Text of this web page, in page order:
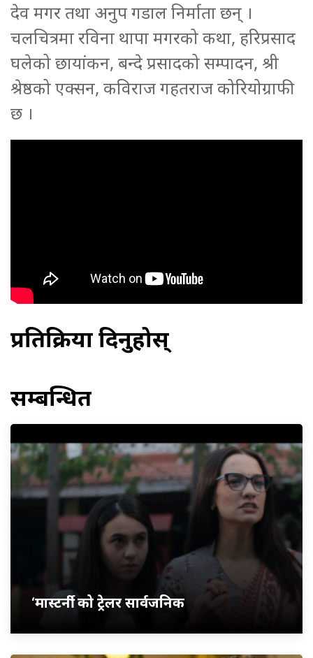
देव मगर तथा अनुप गडाल निर्माता छन् ।
चलचित्रमा रविना थापा मगरको कथा, हरिप्रसाद
घलेको छायांकन, बन्दे प्रसादको सम्पादन, श्री
श्रेष्ठको एक्सन, कविराज गहतराज कोरियोग्राफी
छ ।
प्रतिक्रिया दिनुहोस्
सम्बन्धित
‘मास्टर्नी’ को ट्रेलर सार्वजनिक